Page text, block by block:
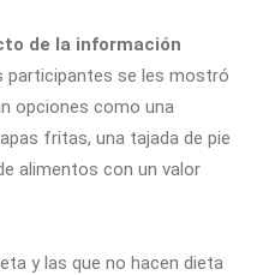
de la información
participantes se les mostró
opciones como una
fritas, una tajada de pie
alimentos con un valor
y las que no hacen dieta